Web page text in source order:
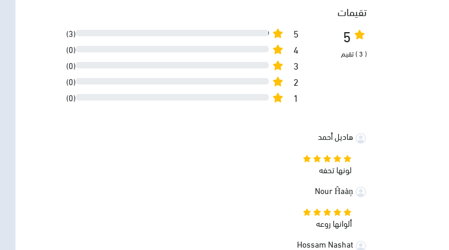
تقيمات
5
( 3 ) تقيم
5
(3)
4
(0)
3
(0)
2
(0)
1
(0)
هاديل أحمد
لونها تحفه
ألوانها روعه